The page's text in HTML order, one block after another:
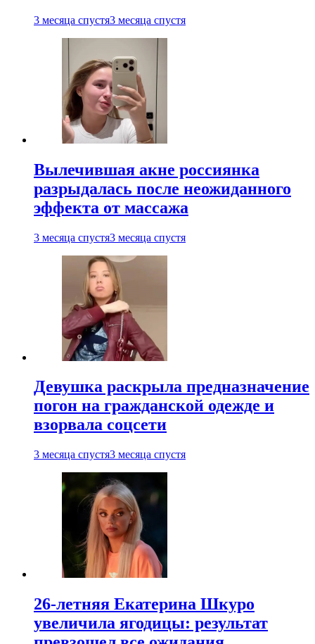
3 месяца спустя3 месяца спустя
Вылечившая акне россиянка
разрыдалась после неожиданного
эффекта от массажа
3 месяца спустя3 месяца спустя
Девушка раскрыла предназначение
погон на гражданской одежде и
взорвала соцсети
3 месяца спустя3 месяца спустя
26-летняя Екатерина Шкуро
увеличила ягодицы: результат